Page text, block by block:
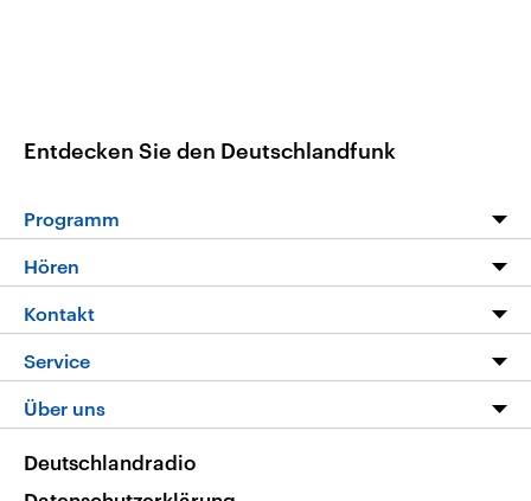
Entdecken Sie den Deutschlandfunk
Programm
Programm
Die Nachrichten
Nachrichtenleicht
Neue Beiträge auf dlf.de
Hören
Livestream
Podcasts
Deutschlandfunk App
Nachrichten App
Frequenzen
Kontakt
Hörerservice
Service
FAQ
Veranstaltungen
Über uns
Deutschlandradio